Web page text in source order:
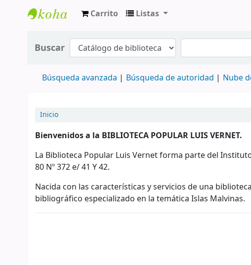
Carrito Listas
Buscar
Búsqueda avanzada Búsqueda de autoridad Nube
Inicio
Bienvenidos a la BIBLIOTECA POPULAR LUIS VERNET.
La Biblioteca Popular Luis Vernet forma parte del
80 Nº 372 e/ 41 Y 42.
Nacida con las características y servicios de una
bibliográfico especializado en la temática Islas Malvinas.